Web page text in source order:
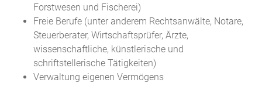
Forstwesen und Fischerei)
Freie Berufe (unter anderem Rechtsanwälte, Notare,
Steuerberater, Wirtschaftsprüfer, Ärzte,
wissenschaftliche, künstlerische und
schriftstellerische Tätigkeiten)
Verwaltung eigenen Vermögens